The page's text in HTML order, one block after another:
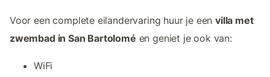
Voor een complete eilandervaring huur je eenvilla met
zwembad in San Bartolomé en geniet je ook van:
WiFi